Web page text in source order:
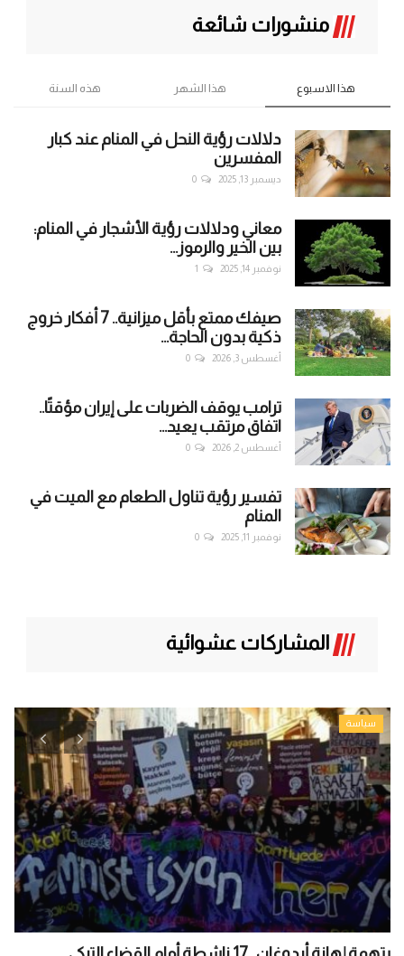
منشورات شائعة
هذا الاسبوع هذا الشهر هذه السنة
دلالات رؤية النحل في المنام عند كبار
المفسرين
ديسمبر 13, 2025 0
معاني ودلالات رؤية الأشجار في المنام:
بين الخير والرموز...
نوفمبر 14, 2025 1
صيفك ممتع بأقل ميزانية.. 7 أفكار خروج
ذكية بدون الحاجة...
أغسطس 3, 2026 0
ترامب يوقف الضربات على إيران مؤقتًا..
اتفاق مرتقب يعيد...
أغسطس 2, 2026 0
تفسير رؤية تناول الطعام مع الميت في
المنام
نوفمبر 11, 2025 0
المشاركات عشوائية
سياسة